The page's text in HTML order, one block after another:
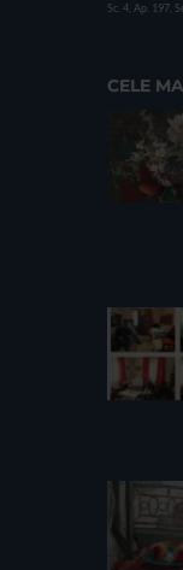
Sc. 4, Ap. 197,
CELE